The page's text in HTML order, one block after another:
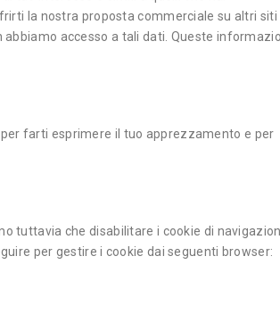
la nostra proposta commerciale su altri siti
accesso a tali dati. Queste
farti esprimere il tuo apprezzamento e per
tuttavia che disabilitare i cookie di
per gestire i cookie dai seguenti browser: